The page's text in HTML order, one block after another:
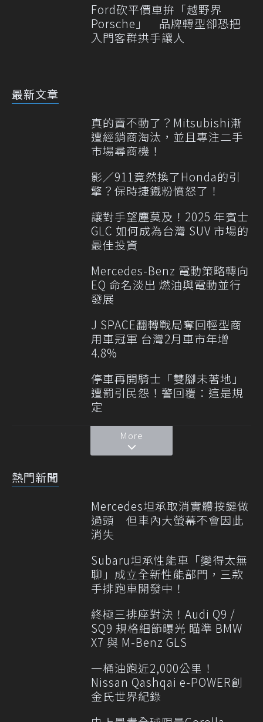
Ford砍平價車拚「越野界
Porsche」 品牌轉型卻恐把
入門客群拱手讓人
最新文章
真的賣不動了？Mitsubishi漸
遭經銷商淘汰，並且專注二手
市場尋商機！
影／911竟然換了Honda的引
擎？保時捷鐵粉憤怒了！
讓對手望塵莫及！2025 年賓士
GLC 如何成為台灣 SUV 市場的
最佳投資
Mercedes-Benz 電動策略轉向
EQ 命名淡出 燃油與電動並行
發展
J SPACE翻轉戰局奪回輕型商
用車冠軍 台灣2月車市年增
4.8%
停車再開騎士「雙腳未著地」
遭罰引民怨！警回覆：這是規
定
More
熱門新聞
Mercedes坦承取消實體按鍵做
過頭 但車內大螢幕不會因此
消失
Subaru坦承性能車「變得太無
聊」成立全新性能部門，三款
手排跑車開發中！
終極三排座對決！Audi Q9 /
SQ9 規格細節曝光 瞄準 BMW
X7 與 M-Benz GLS
一桶油跑近2,000公里！
Nissan Qashqai e-POWER創
金氏世界紀錄